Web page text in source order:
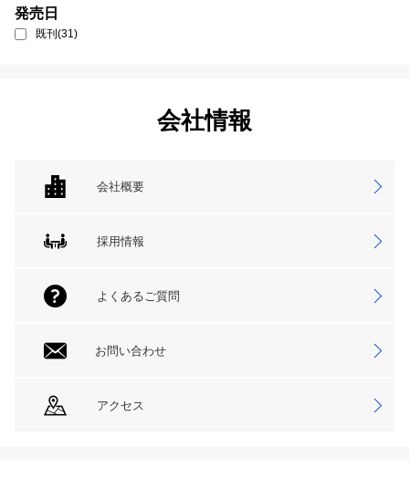
発売日
既刊(31)
会社情報
会社概要
採用情報
よくあるご質問
お問い合わせ
アクセス